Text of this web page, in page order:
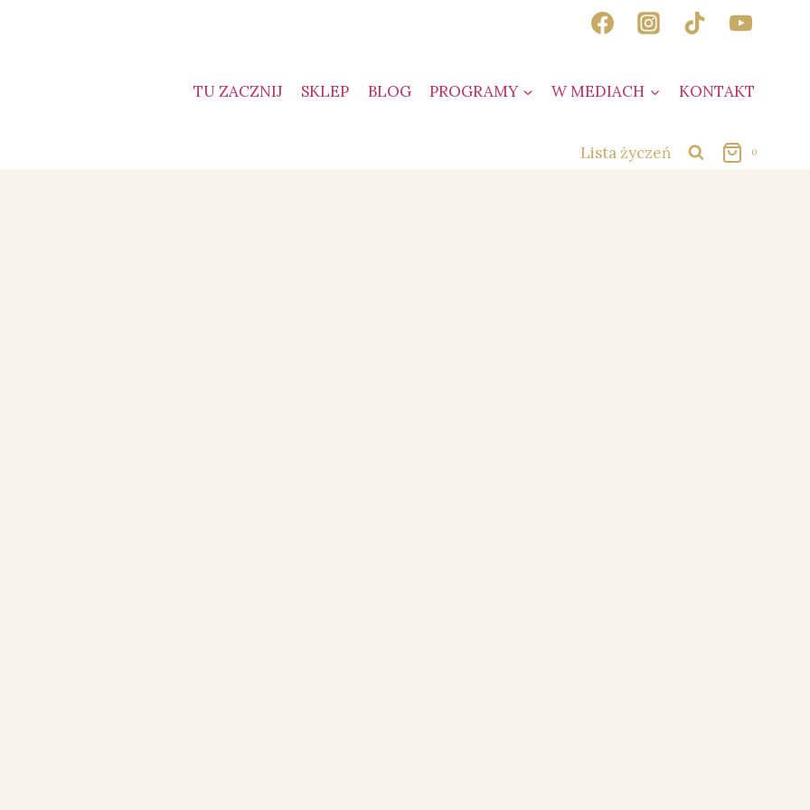
TU ZACZNIJ
SKLEP BLOG PROGRAMY W MEDIACH KONTAKT
Lista życzeń 0